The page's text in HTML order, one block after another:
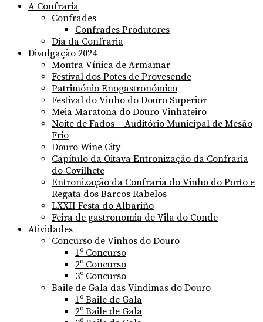
A Confraria
Confrades
Confrades Produtores
Dia da Confraria
Divulgação 2024
Montra Vínica de Armamar
Festival dos Potes de Provesende
Património Enogastronómico
Festival do Vinho do Douro Superior
Meia Maratona do Douro Vinhateiro
Noite de Fados – Auditório Municipal de Mesão
Frio
Douro Wine City
Capítulo da Oitava Entronização da Confraria
do Covilhete
Entronização da Confraria do Vinho do Porto e
Regata dos Barcos Rabelos
LXXII Festa do Albariño
Feira de gastronomia de Vila do Conde
Atividades
Concurso de Vinhos do Douro
1º Concurso
2º Concurso
3º Concurso
Baile de Gala das Vindimas do Douro
1º Baile de Gala
2º Baile de Gala